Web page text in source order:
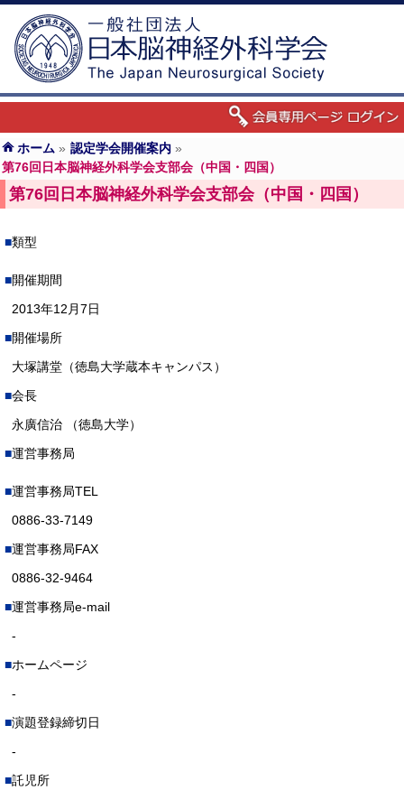
ホーム » 認定学会開催案内 »
第76回日本脳神経外科学会支部会（中国・四国）
第76回日本脳神経外科学会支部会（中国・四国）
類型
開催期間
2013年12月7日
開催場所
大塚講堂（徳島大学蔵本キャンパス）
会長
永廣信治 （徳島大学）
運営事務局
運営事務局TEL
0886-33-7149
運営事務局FAX
0886-32-9464
運営事務局e-mail
-
ホームページ
-
演題登録締切日
-
託児所